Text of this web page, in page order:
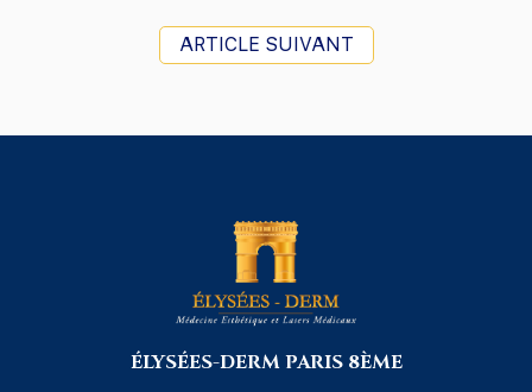
ARTICLE SUIVANT
ÉLYSÉES-DERM PARIS 8ÈME